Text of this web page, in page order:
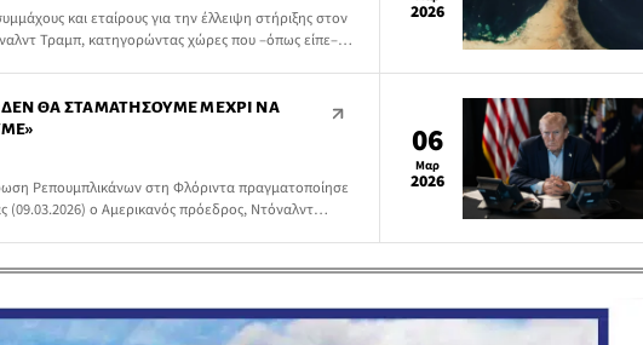
και εταίρους για την έλλειψη στήριξης στον
Τραμπ, κατηγορώντας χώρες που –όπως είπε–
να εμπλακούν.
2026
ΘΑ ΣΤΑΜΑΤΉΣΟΥΜΕ ΜΈΧΡΙ ΝΑ
Ρεπουμπλικάνων στη Φλόριντα πραγματοποίησε
(09.03.2026) ο Αμερικανός πρόεδρος, Ντόναλντ
06
Μαρ
2026